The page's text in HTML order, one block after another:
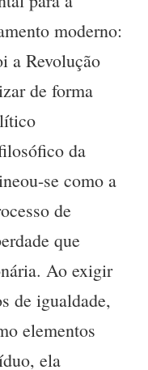
moderno:
a Revolução
de forma
da
se como a
de
que
Ao exigir
de igualdade,
elementos
ela